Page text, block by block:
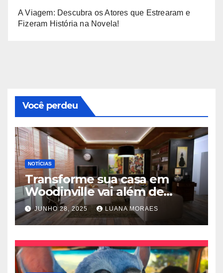
A Viagem: Descubra os Atores que Estrearam e
Fizeram História na Novela!
Você perdeu
NOTÍCIAS
Transforme sua casa em
Woodinville vai além de
trocar pisos
JUNHO 28, 2025 LUANA MORAES